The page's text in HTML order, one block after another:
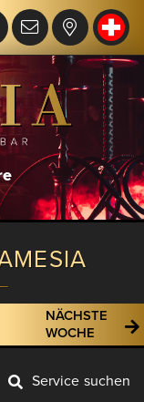
NÄCHSTE
WOCHE
Service suchen